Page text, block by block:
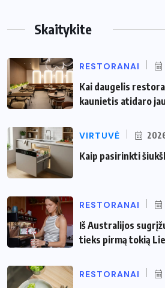
Skaitykite
RESTORANAI
Kai daugelis
kaunietis atidaro
VIRTUVĖ
Kaip pasirinkti
RESTORANAI
Iš Australijos
tieks pirmą tokią
RESTORANAI